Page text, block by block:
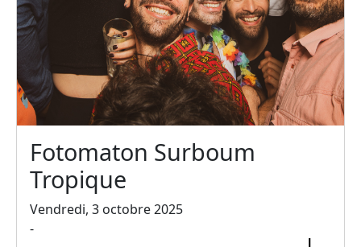
Fotomaton Surboum
Tropique
Vendredi, 3 octobre 2025
-